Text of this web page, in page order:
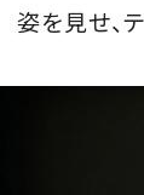
FOLLOW US
姿を見せ、